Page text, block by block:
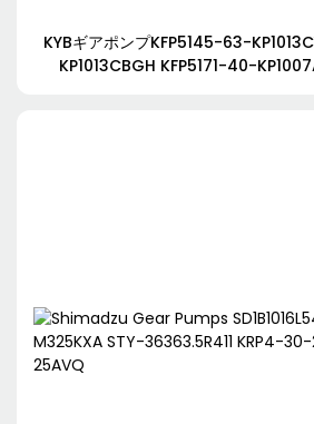
KYBギアポンプKFP5145-63-
KP1013CBGH KFP5171-40-